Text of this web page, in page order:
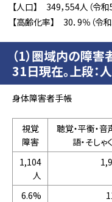
【人口】 349，554人（令
【高齢化率】 30．9％（令
（1）圏域内の障
31日現在。上段：人
身体障害者手帳
視覚
障害
聴覚・平衡・音
語・そしゃく
1,104
人
6.6%